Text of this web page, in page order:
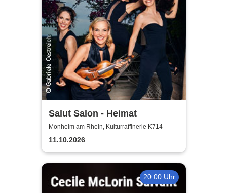
Salut Salon - Heimat
Monheim am Rhein, Kulturraffinerie K714
11.10.2026
20:00 Uhr